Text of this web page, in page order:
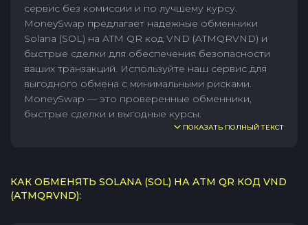
сервис без комиссии и по лучшему курсу.
MoneySwap предлагает надежные обменники
Solana (SOL) на ATM QR код VND (ATMQRVND) и
быстрые сделки для обеспечения безопасности
ваших транзакций. Используйте наш сервис для
выгодного обмена с минимальными рисками.
MoneySwap — это проверенные обменники,
быстрые сделки и выгодные курсы.
ПОКАЗАТЬ ПОЛНЫЙ ТЕКСТ
КАК ОБМЕНЯТЬ SOLANA (SOL) НА ATM QR КОД VND
(ATMQRVND):